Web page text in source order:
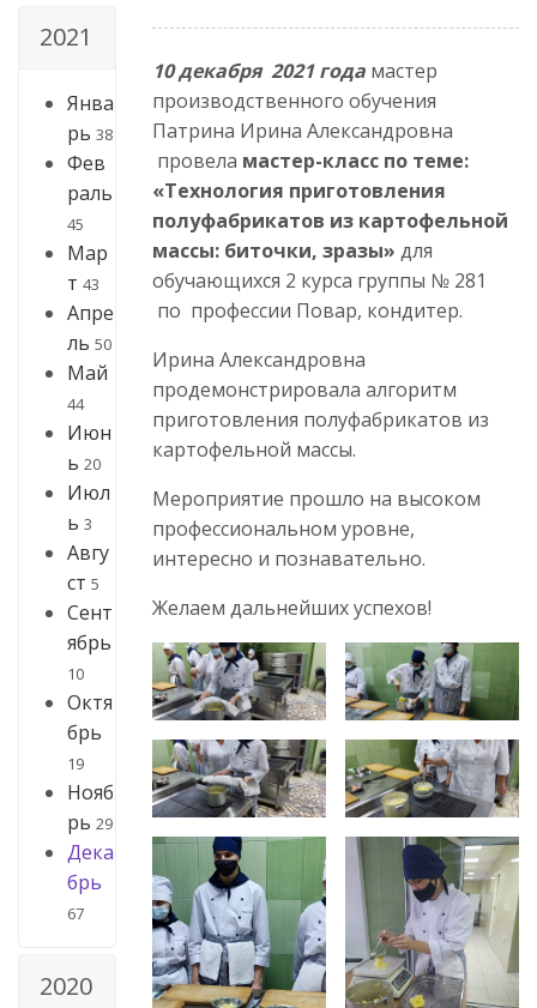
2021
Янва
рь 38
Фев
раль
45
Мар
т 43
Апре
ль 50
Май
44
Июн
ь 20
Июл
ь 3
Авгу
ст 5
Сент
ябрь
10
Октя
брь
19
Нояб
рь 29
Дека
брь
67
2020
10 декабря 2021 года мастер
производственного обучения
Патрина Ирина Александровна
провела мастер-класс по теме:
«Технология приготовления
полуфабрикатов из картофельной
массы: биточки, зразы» для
обучающихся 2 курса группы № 281
по профессии Повар, кондитер.
Ирина Александровна
продемонстрировала алгоритм
приготовления полуфабрикатов из
картофельной массы.
Мероприятие прошло на высоком
профессиональном уровне,
интересно и познавательно.
Желаем дальнейших успехов!